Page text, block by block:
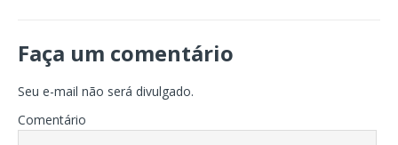
Faça um comentário
Seu e-mail não será divulgado.
Comentário